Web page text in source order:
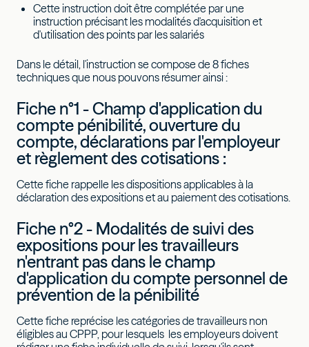
Cette instruction doit être complétée par une
instruction précisant les modalités d'acquisition et
d'utilisation des points par les salariés
Dans le détail, l'instruction se compose de 8 fiches
techniques que nous pouvons résumer ainsi :
Fiche n°1 - Champ d'application du
compte pénibilité, ouverture du
compte, déclarations par l'employeur
et règlement des cotisations :
Cette fiche rappelle les dispositions applicables à la
déclaration des expositions et au paiement des cotisations.
Fiche n°2 - Modalités de suivi des
expositions pour les travailleurs
n'entrant pas dans le champ
d'application du compte personnel de
prévention de la pénibilité
Cette fiche reprécise les catégories de travailleurs non
éligibles au CPPP, pour lesquels les employeurs doivent